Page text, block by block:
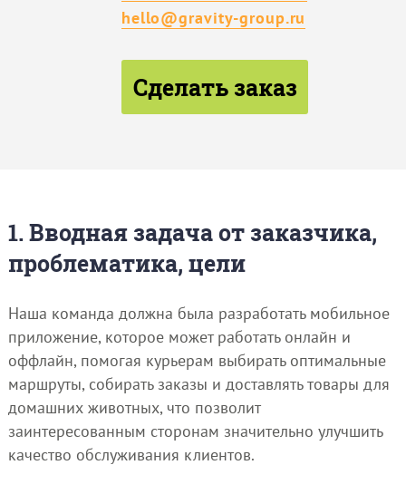
hello@gravity-group.ru
Сделать заказ
1. Вводная задача от заказчика,
проблематика, цели
Наша команда должна была разработать мобильное
приложение, которое может работать онлайн и
оффлайн, помогая курьерам выбирать оптимальные
маршруты, собирать заказы и доставлять товары для
домашних животных, что позволит
заинтересованным сторонам значительно улучшить
качество обслуживания клиентов.